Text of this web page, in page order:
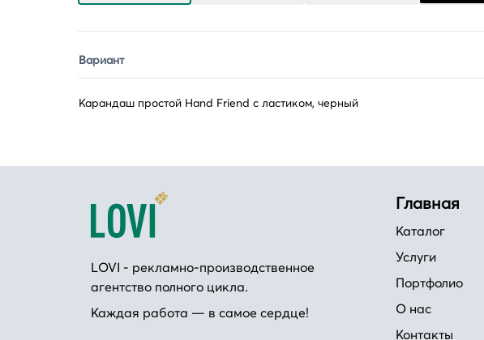
Вариант
Карандаш простой Hand Friend с ластиком, черный
LOVI - рекламно-производственное
агентство полного цикла.
Каждая работа — в самое сердце!
Главная
Каталог
Услуги
Портфолио
О нас
Контакты